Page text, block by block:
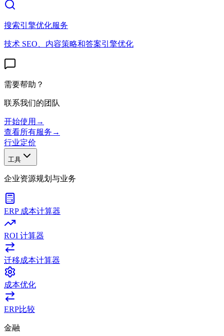
搜索引擎优化服务
技术 SEO、内容策略和答案引擎优化
需要帮助？
联系我们的团队
开始使用 →
查看所有服务 →
行业定价
工具
企业资源规划与业务
ERP 成本计算器
ROI 计算器
迁移成本计算器
成本优化
ERP比较
金融